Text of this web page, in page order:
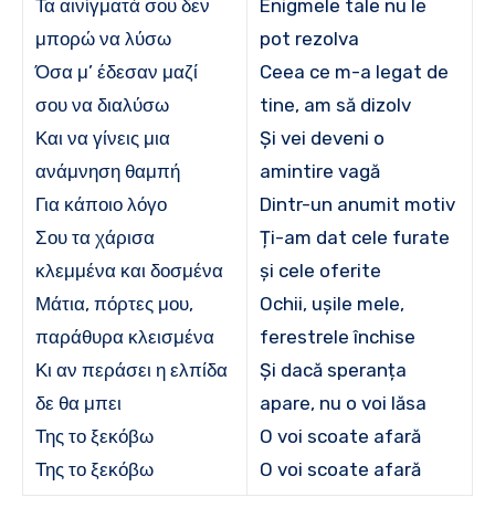
Τα αινίγματά σου δεν
μπορώ να λύσω
Όσα μ’ έδεσαν μαζί
σου να διαλύσω
Και να γίνεις μια
ανάμνηση θαμπή
Για κάποιο λόγο
Σου τα χάρισα
κλεμμένα και δοσμένα
Μάτια, πόρτες μου,
παράθυρα κλεισμένα
Κι αν περάσει η ελπίδα
δε θα μπει
Της το ξεκόβω
Της το ξεκόβω
Enigmele tale nu le
pot rezolva
Ceea ce m-a legat de
tine, am să dizolv
Și vei deveni o
amintire vagă
Dintr-un anumit motiv
Ți-am dat cele furate
și cele oferite
Ochii, ușile mele,
ferestrele închise
Și dacă speranța
apare, nu o voi lăsa
O voi scoate afară
O voi scoate afară